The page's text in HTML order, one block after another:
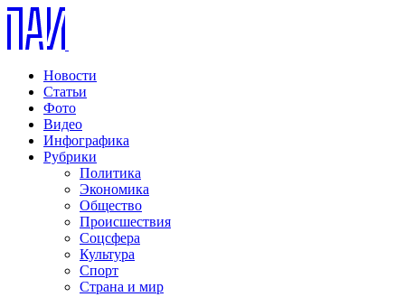
Новости
Статьи
Фото
Видео
Инфографика
Рубрики
Политика
Экономика
Общество
Происшествия
Соцсфера
Культура
Спорт
Страна и мир